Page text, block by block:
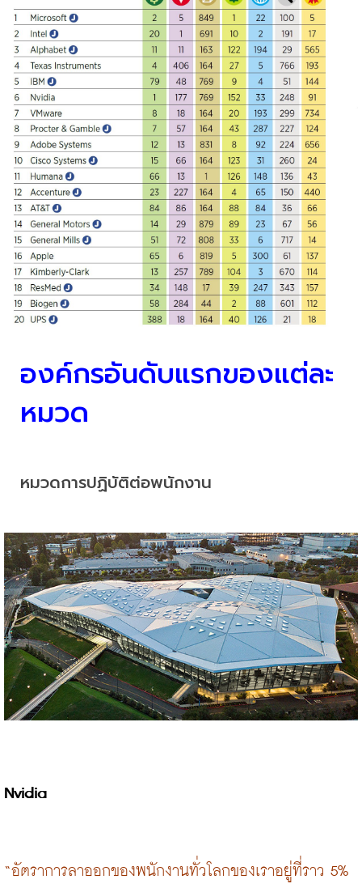
องค์กรอันดับแรกของแต่ละ
หมวด
หมวดการปฏิบัติต่อพนักงาน
Nvidia
“อัตราการลาออกของพนักงานทั่วโลกของเราอยู่ที่ราว 5%